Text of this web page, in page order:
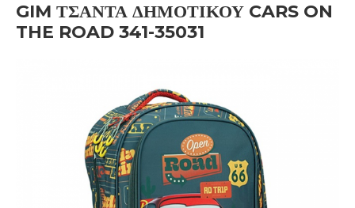
GIM ΤΣΑΝΤΑ ΔΗΜΟΤΙΚΟΥ CARS ON
THE ROAD 341-35031